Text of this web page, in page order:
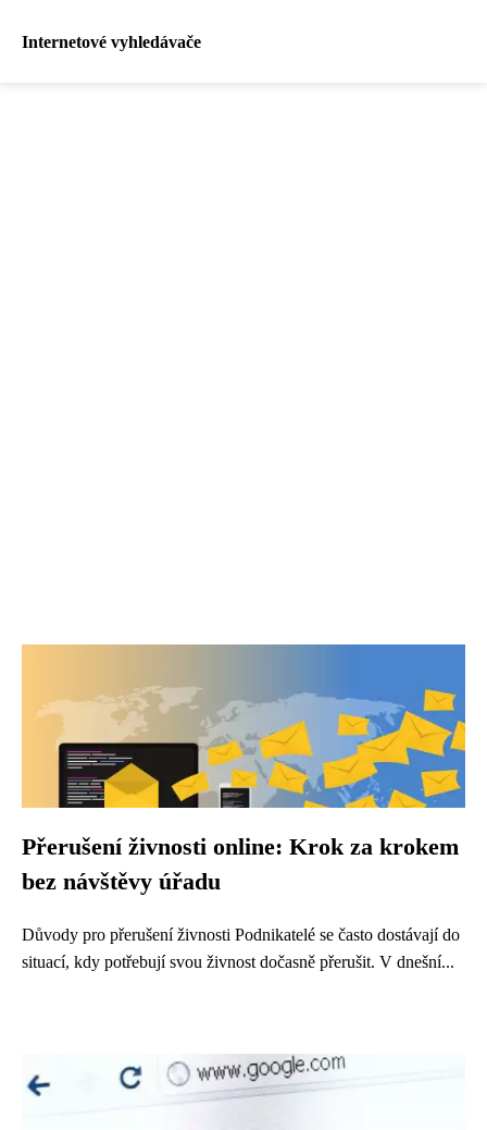
Internetové vyhledávače
Přerušení živnosti online: Krok za krokem
bez návštěvy úřadu
Důvody pro přerušení živnosti Podnikatelé se často dostávají do
situací, kdy potřebují svou živnost dočasně přerušit. V dnešní...